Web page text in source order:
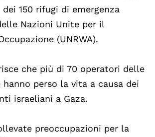
150 rifugi di emergenza
Nazioni Unite per il
(UNRWA).
che più di 70 operatori delle
hanno perso la vita a causa dei
israeliani a Gaza.
preoccupazioni per la